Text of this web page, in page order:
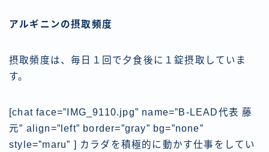
アルギニンの摂取頻度
摂取頻度は、毎日１回で夕食後に１錠摂取 していま
す。
[chat face=”IMG_9110.jpg” name=”B-LEAD代表 藤
元” align=”left” border=”gray” bg=”none”
style=”maru” ] カラダを積極的に動かす仕事をしてい